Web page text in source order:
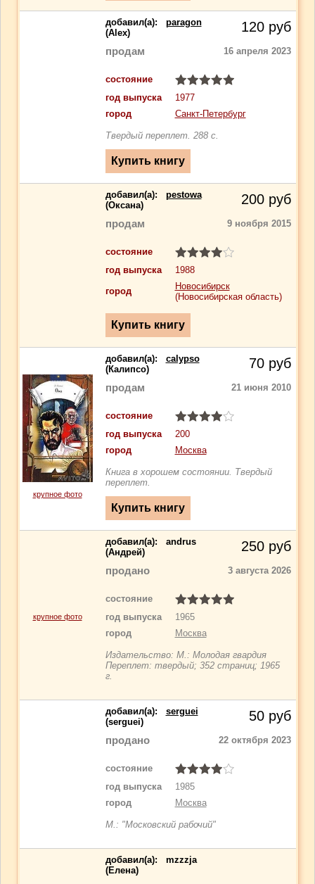
добавил(a): paragon
(Alex)
120 руб
продам 16 апреля 2023
состояние
год выпуска
1977
город
Санкт-Петербург
Твердый переплет. 288 с.
добавил(a): pestowa
(Оксана)
200 руб
продам 9 ноября 2015
состояние
год выпуска
1988
город
Новосибирск
(Новосибирская область)
крупное фото
добавил(a): calypso
(Калипсо)
70 руб
продам 21 июня 2010
состояние
год выпуска
200
город
Москва
Книга в хорошем состоянии. Твердый
переплет.
крупное фото
добавил(a): andrus
(Андрей)
250 руб
продано 3 августа 2026
состояние
год выпуска
1965
город
Москва
Издательство: М.: Молодая гвардия
Переплет: твердый; 352 страниц; 1965
г.
добавил(a): serguei
(serguei)
50 руб
продано 22 октября 2023
состояние
год выпуска
1985
город
Москва
М.: "Московский рабочий"
добавил(a): mzzzja
(Елена)